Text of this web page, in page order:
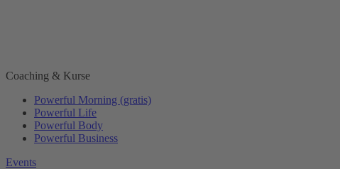
Coaching & Kurse
Powerful Morning (gratis)
Powerful Life
Powerful Body
Powerful Business
Events